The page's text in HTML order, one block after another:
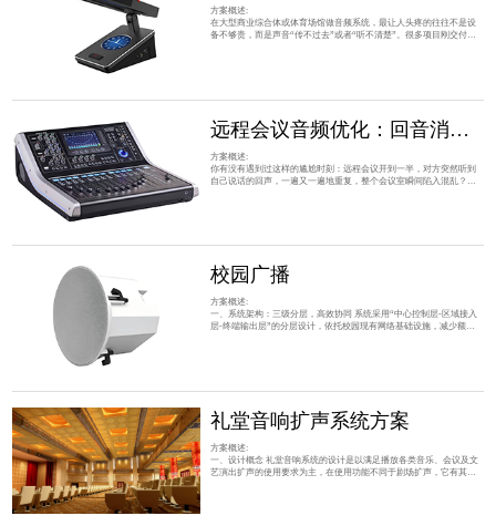
方案概述:
在大型商业综合体或体育场馆做音频系统，最让人头疼的往往不是设
备不够贵，而是声音“传不过去”或者“听不清楚”。很多项目刚交付时
远程会议音频优化：回音消除与反馈抑制实战指南
方案概述:
你有没有遇到过这样的尴尬时刻：远程会议开到一半，对方突然听到
自己说话的回声，一遍又一遍地重复，整个会议室瞬间陷入混乱？或
校园广播
方案概述:
一、系统架构：三级分层，高效协同 系统采用“中心控制层-区域接入
层-终端输出层”的分层设计，依托校园现有网络基础设施，减少额外
礼堂音响扩声系统方案
方案概述:
一、设计概念 礼堂音响系统的设计是以满足播放各类音乐、会议及文
艺演出扩声的使用要求为主，在使用功能不同于剧场扩声，它有其特